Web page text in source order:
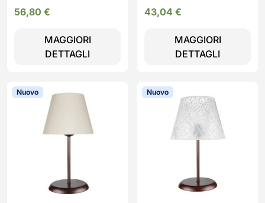
56,80 €
MAGGIORI
DETTAGLI
43,04 €
MAGGIORI
DETTAGLI
Nuovo Nuovo